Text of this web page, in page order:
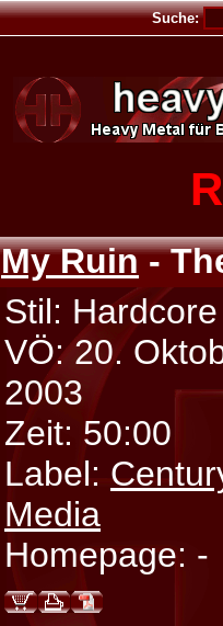
Suche:
My Ruin-
Stil: Hardcore
VÖ: 20.
2003
Zeit: 50:00
Label:
Media
Homepage: -